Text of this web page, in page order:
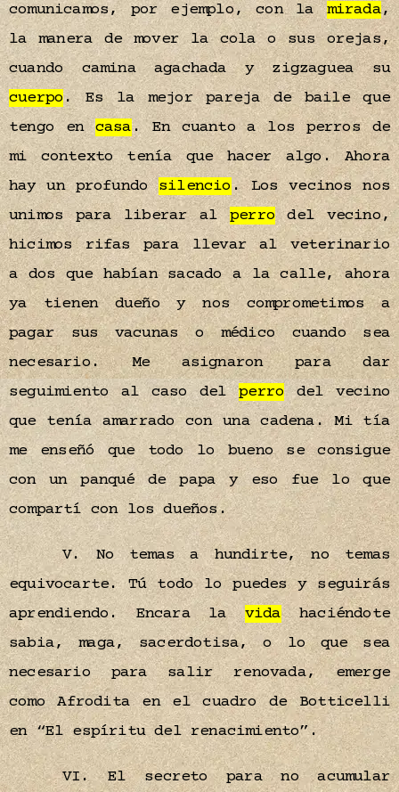
comunicamos, por ejemplo, con lamirada,
la manera de mover la cola o sus orejas,
cuando camina agachada y zigzaguea su
cuerpo. Es la mejor pareja de baile que
tengo encasa. En cuanto a los perros de
mi contexto tenía que hacer algo. Ahora
hay un profundosilencio. Los vecinos nos
unimos para liberar alperrodel vecino,
hicimos rifas para llevar al veterinario
a dos que habían sacado a la calle, ahora
ya tienen dueño y nos comprometimos a
pagar sus vacunas o médico cuando sea
necesario. Me asignaron para dar
seguimiento al caso delperrodel vecino
que tenía amarrado con una cadena. Mi tía
me enseñó que todo lo bueno se consigue
con un panqué de papa y eso fue lo que
compartí con los dueños.
V. No temas a hundirte, no temas
equivocarte. Tú todo lo puedes y seguirás
aprendiendo. Encara lavidahaciéndote
sabia, maga, sacerdotisa, o lo que sea
necesario para salir renovada, emerge
como Afrodita en el cuadro de Botticelli
en “El espíritu del renacimiento”.
VI. El secreto para no acumular